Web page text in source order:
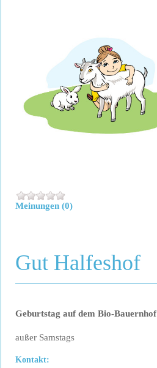
Meinungen (0)
Gut Halfeshof
Geburtstag auf dem Bio-Bauernhof
außer Samstags
Kontakt: